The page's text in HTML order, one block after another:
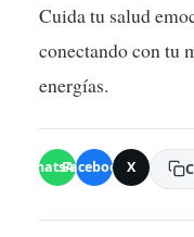
Cuida tu salud
conectando con tu
energías.
WhatsApp
Facebook X